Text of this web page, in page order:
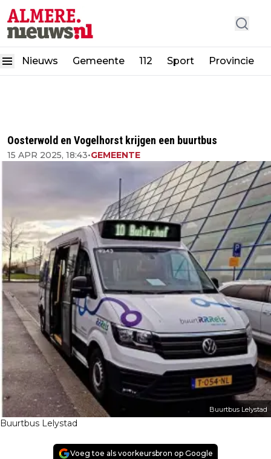
Nieuws Gemeente 112 Sport Provincie
Oosterwold en Vogelhorst krijgen een buurtbus
15 APR 2025, 18:43•GEMEENTE
Buurtbus Lelystad
Buurtbus Lelystad
Voeg toe als voorkeursbron op Google